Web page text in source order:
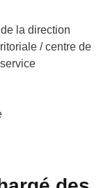
la direction
/ centre de